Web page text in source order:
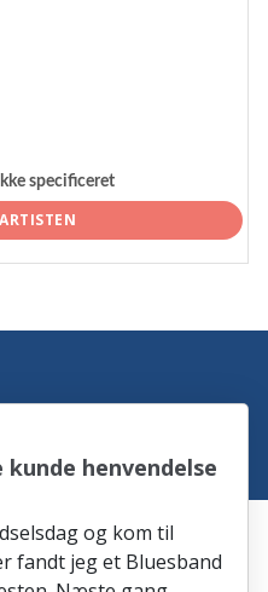
specificeret
henvendelse
og kom til
fandt jeg et Bluesband